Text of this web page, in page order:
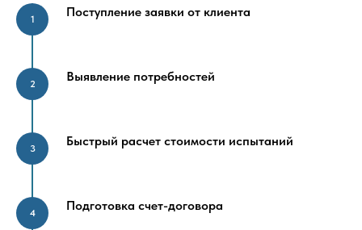
Поступление заявки от клиента
Выявление потребностей
Быстрый расчет стоимости испытаний
Подготовка счет-договора